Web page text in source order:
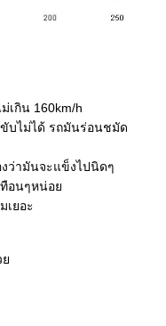
กิน 160km/h
ขับไม่ได้ รถมันร่อนชมัด
ว่ามันจะแข็งไปนิดๆ
ทือนๆหน่อ
เยอะ